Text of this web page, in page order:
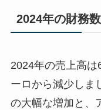
2024年の財務
2024年の売上高
ーロから減少しま
の大幅な増加と、